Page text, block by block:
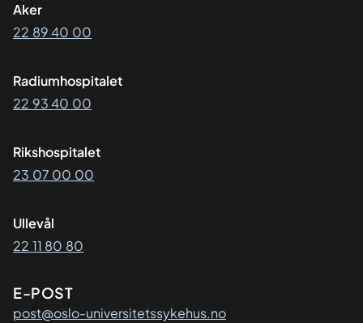
Aker
22 89 40 00
Radiumhospitalet
22 93 40 00
Rikshospitalet
23 07 00 00
Ullevål
22 11 80 80
E-POST
post@oslo-universitetssykehus.no